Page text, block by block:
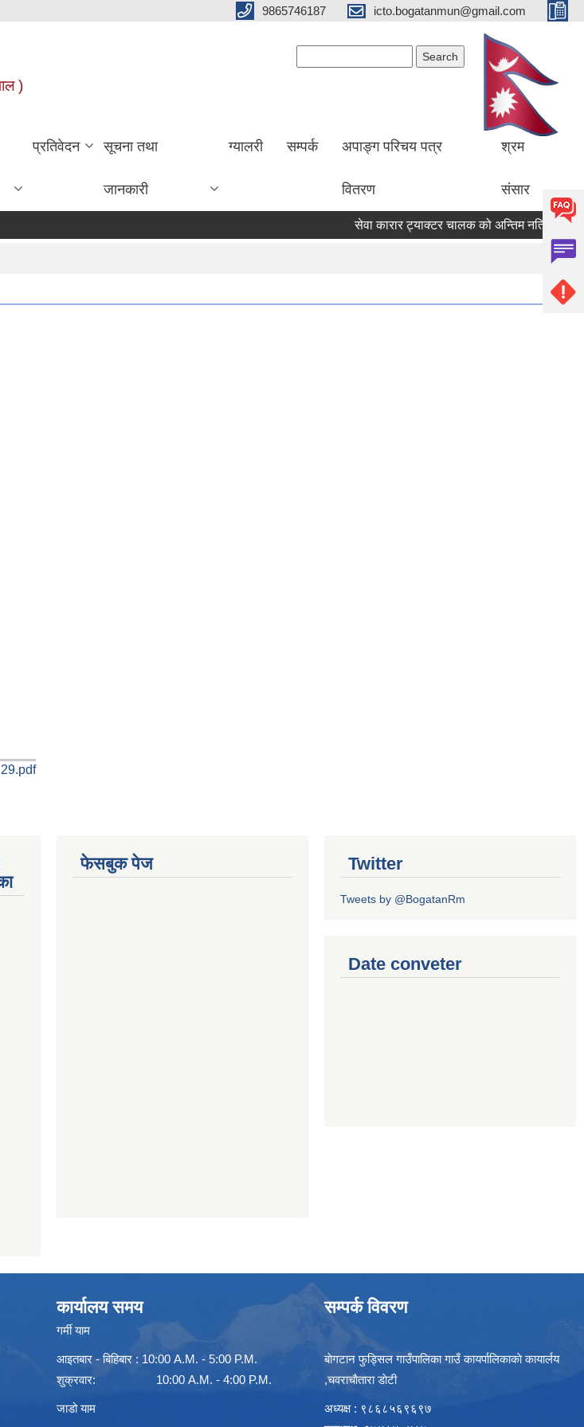
9865746187 icto.bogatanmun@gmail.com
)
प्रतिवेदन सूचना तथा
जानकारी
ग्यालरी सम्पर्क अपाङ्ग परिचय पत्र
वितरण
श्रम
संसार
सेवा कारार ट्याक्टर चालक को अन्तिम नतिजा प्रकाशन
फेसबुक पेज Twitter
Tweets by @BogatanRm
Date conveter
कार्यालय समय
गर्मी याम
आइतबार - बिहिबार : 10:00 A.M. - 5:00 P.M.
शुक्रवार: 10:00 A.M. - 4:00 P.M.
जाडो याम
सम्पर्क विवरण
बाेगटान फुड्सिल गाउँपालिका गाउँ कायर्पालिकाकाे कायार्लय
,चवराचाैतारा डाेटी
अध्यक्ष : ९८६८५६९६९७